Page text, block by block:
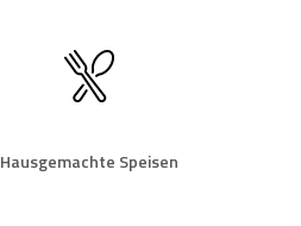
Hausgemachte Speisen